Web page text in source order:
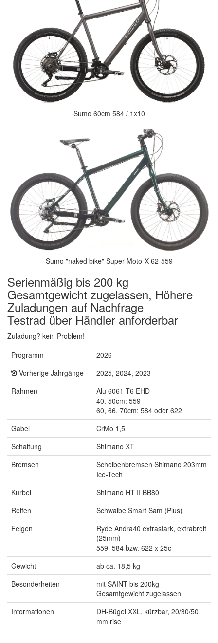
Sumo 60cm 584 / 1x10
Sumo "naked bike" Super Moto-X 62-559
Serienmäßig bis 200 kg
Gesamtgewicht zugelassen, Höhere
Zuladungen auf Nachfrage
Testrad über Händler anforderbar
Zuladung? kein Problem!
Programm
2026
Vorherige Jahrgänge
2025, 2024, 2023
Rahmen
Alu 6061 T6 EHD
40, 50cm: 559
60, 66, 70cm: 584 oder 622
Gabel
CrMo 1,5
Schaltung
Shimano XT
Bremsen
Scheibenbremsen Shimano 203mm
Ice-Tech
Kurbel
Shimano HT II BB80
Reifen
Schwalbe Smart Sam (Plus)
Felgen
Ryde Andra40 extrastark, extrabreit
(25mm)
559, 584 bzw. 622 x 25c
Gewicht
ab ca. 18,5 kg
Besonderheiten
mit SAINT bis 200kg
Gesamtgewicht zugelassen!
Informationen
DH-Bügel XXL, kürzbar, 20/30/50
mm rise